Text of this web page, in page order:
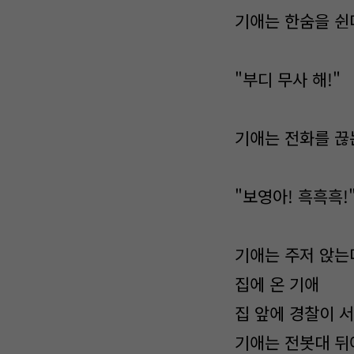
기애는 한숨을 쉰
"부디 무사 해!"
기애는 전화를 끊
"보영아! 흑흑흑!"
기애는 주저 앉는
집에 온 기애
집 앞에 경찰이
기애는 전봇대